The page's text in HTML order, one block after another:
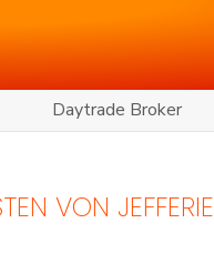
Daytrade Broker
VON